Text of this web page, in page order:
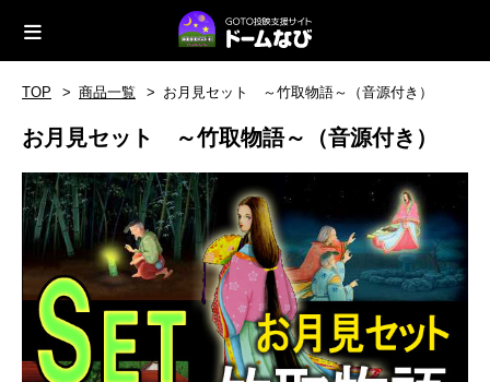
TOP 商品一覧 お月見セット ～竹取物語～（音源付き）
お月見セット ～竹取物語～（音源付き）